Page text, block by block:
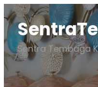
Lewati
ke
konten
Sentra Tembaga